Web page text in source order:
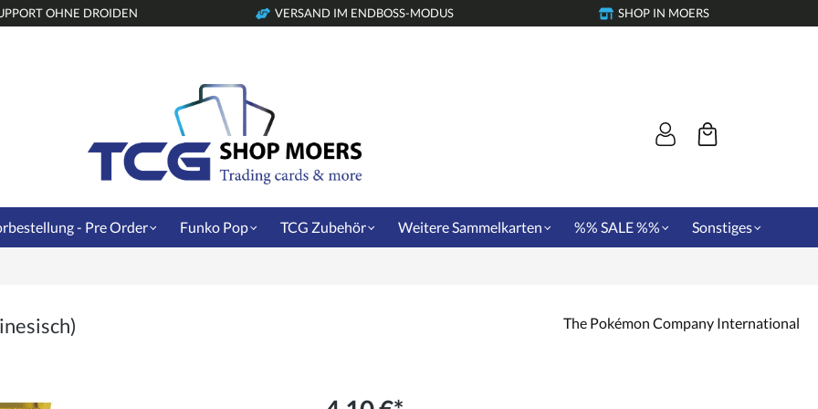
OHNE DROIDEN VERSAND IM ENDBOSS-MODUS SHOP IN MOERS
- Pre Order Funko Pop TCG Zubehör Weitere Sammelkarten %% SALE %% Sonstiges
The Pokémon Company International